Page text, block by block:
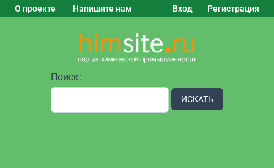
О проекте Напишите нам Вход Регистрация
Поиск:
ИСКАТЬ